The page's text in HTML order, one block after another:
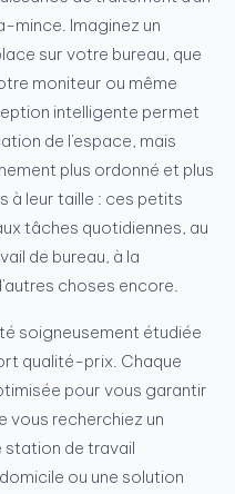
mince. Imaginez un
sur votre bureau, que
moniteur ou même
intelligente permet
de l'espace, mais
plus ordonné et plus
à leur taille : ces petits
tâches quotidiennes, au
de bureau, à la
choses encore.
soigneusement étudiée
qualité-prix. Chaque
pour vous garantir
vous recherchiez un
station de travail
ou une solution